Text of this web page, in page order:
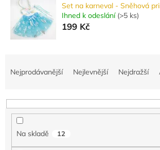
Set na karneval - Sněhová
Ihned k odeslání (>5 ks)
199 Kč
n
Nejprodávanější Nejlevnější Nejdražší
Na skladě 12